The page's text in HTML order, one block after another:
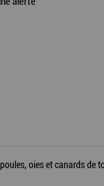
oies et canards